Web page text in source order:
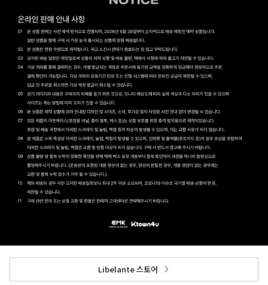
Libelante 스토어